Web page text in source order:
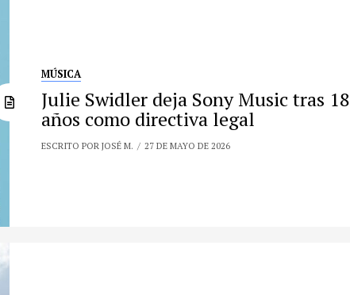
MÚSICA
Julie Swidler deja Sony Music tras 18
años como directiva legal
ESCRITO POR JOSÉ M. 27 DE MAYO DE 2026